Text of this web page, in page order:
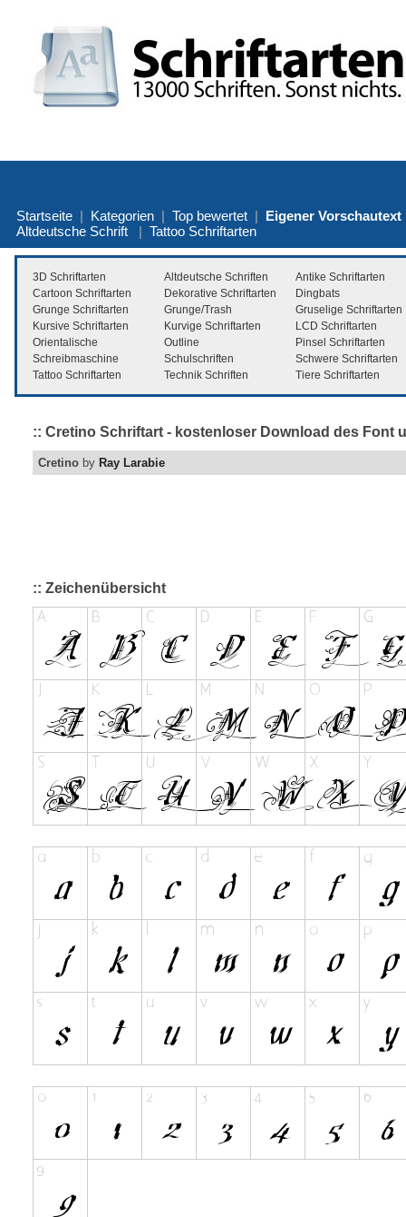
Startseite | Kategorien | Top bewertet | Eigener Vorschautext
Altdeutsche Schrift | Tattoo Schriftarten
3D Schriftarten Altdeutsche Schriften
Antike Schriftarten
Cartoon Schriftarten
Dekorative Schriftarten
Dingbats
Grunge Schriftarten
Grunge/Trash
Gruselige Schriftarten
Kursive Schriftarten
Kurvige Schriftarten
LCD Schriftarten
Orientalische
Outline
Pinsel Schriftarten
Schreibmaschine
Schulschriften
Schwere Schriftarten
Tattoo Schriftarten
Technik Schriften Tiere Schriftarten
:: Cretino Schriftart - kostenloser Download des Font
Cretino by Ray Larabie
:: Zeichenübersicht